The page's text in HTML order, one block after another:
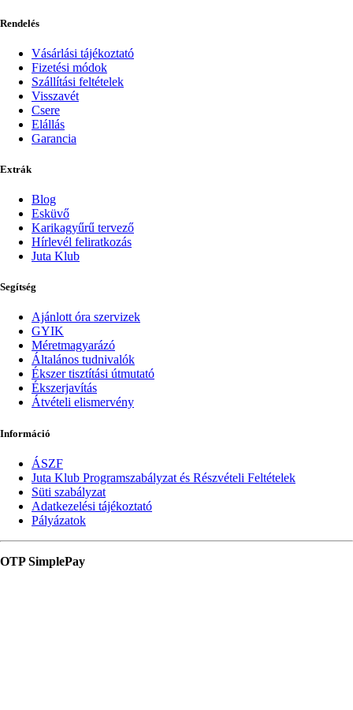
Rendelés
Vásárlási tájékoztató
Fizetési módok
Szállítási feltételek
Visszavét
Csere
Elállás
Garancia
Extrák
Blog
Esküvő
Karikagyűrű tervező
Hírlevél feliratkozás
Juta Klub
Segítség
Ajánlott óra szervizek
GYIK
Méretmagyarázó
Általános tudnivalók
Ékszer tisztítási útmutató
Ékszerjavítás
Átvételi elismervény
Információ
ÁSZF
Juta Klub Programszabályzat és Részvételi Feltételek
Süti szabályzat
Adatkezelési tájékoztató
Pályázatok
OTP SimplePay